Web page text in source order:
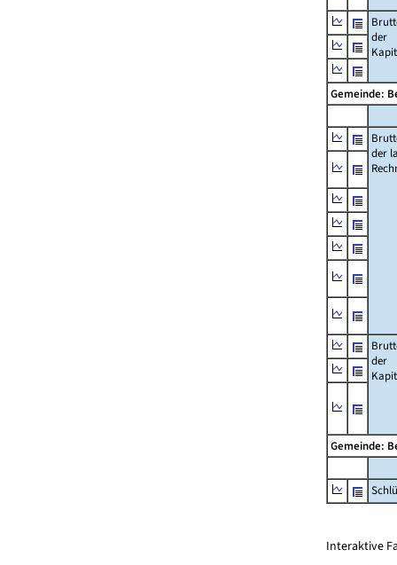
der
Gemeinde:
der
der
Gemeinde:
Interaktive